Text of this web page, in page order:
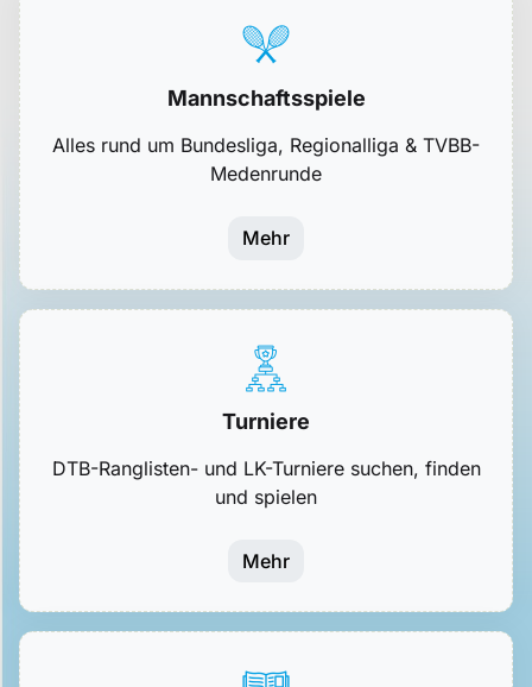
Mannschaftsspiele
Alles rund um Bundesliga, Regionalliga & TVBB-
Medenrunde
Mehr
Turniere
DTB-Ranglisten- und LK-Turniere suchen, finden
und spielen
Mehr